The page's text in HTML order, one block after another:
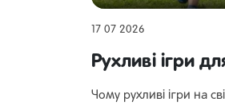
17 07 2026
Рухливі ігри
Чому рухливі ігри на